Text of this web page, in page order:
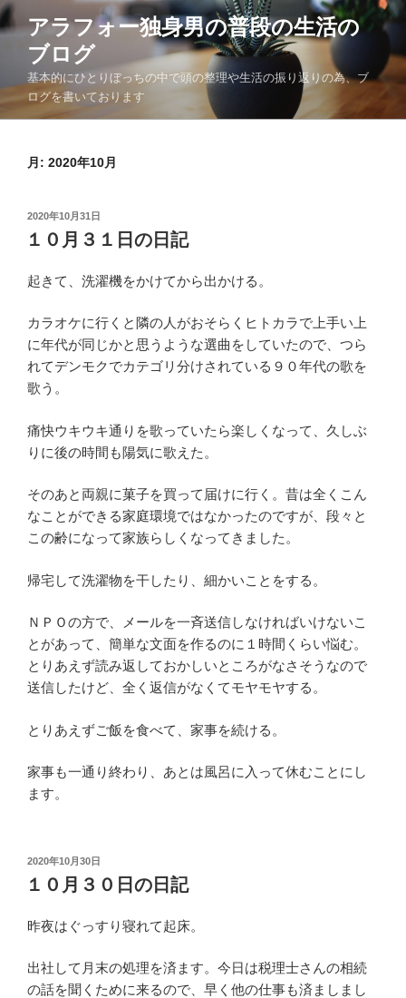
コ
ン
へ
アラフォー独身男の普段の生活の
ブログ
基本的にひとりぼっちの中で頭の整理や生活の振り返りの為、ブ
ログを書いております
月: 2020年10月
投
稿
日:
2020年10月31日
１０月３１日の日記
起きて、洗濯機をかけてから出かける。
カラオケに行くと隣の人がおそらくヒトカラで上手い上
に年代が同じかと思うような選曲をしていたので、つら
れてデンモクでカテゴリ分けされている９０年代の歌を
歌う。
痛快ウキウキ通りを歌っていたら楽しくなって、久しぶ
りに後の時間も陽気に歌えた。
そのあと両親に菓子を買って届けに行く。昔は全くこん
なことができる家庭環境ではなかったのですが、段々と
この齢になって家族らしくなってきました。
帰宅して洗濯物を干したり、細かいことをする。
ＮＰＯの方で、メールを一斉送信しなければいけないこ
とがあって、簡単な文面を作るのに１時間くらい悩む。
とりあえず読み返しておかしいところがなさそうなので
送信したけど、全く返信がなくてモヤモヤする。
とりあえずご飯を食べて、家事を続ける。
家事も一通り終わり、あとは風呂に入って休むことにし
ます。
投
稿
日:
2020年10月30日
１０月３０日の日記
昨夜はぐっすり寝れて起床。
出社して月末の処理を済ます。今日は税理士さんの相続
の話を聞くために来るので、早く他の仕事も済ましまし